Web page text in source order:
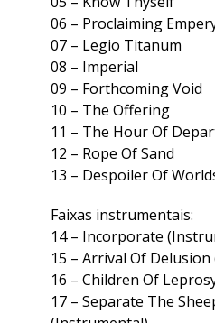
06 – Proclaiming
07 – Legio Titanum
08 – Imperial
09 – Forthcoming Void
10 – The Offering
11 – The Hour Of
12 – Rope Of Sand
13 – Despoiler Of
Faixas instrumentais:
14 – Incorporate
15 – Arrival Of
16 – Children Of
17 – Separate The